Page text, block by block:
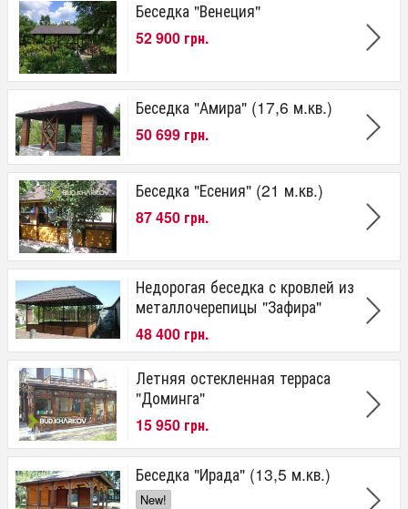
Беседка "Венеция"
52 900 грн.
Беседка "Амира" (17,6 м.кв.)
50 699 грн.
Беседка "Есения" (21 м.кв.)
87 450 грн.
Недорогая беседка с кровлей из
металлочерепицы "Зафира"
48 400 грн.
Летняя остекленная терраса
"Доминга"
15 950 грн.
Беседка "Ирада" (13,5 м.кв.)
New!